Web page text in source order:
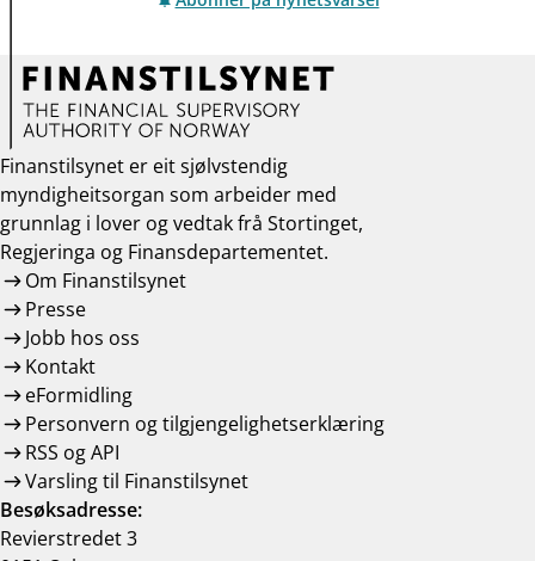
Finanstilsynet er eit sjølvstendig
myndigheitsorgan som arbeider med
grunnlag i lover og vedtak frå Stortinget,
Regjeringa og Finansdepartementet.
Om Finanstilsynet
Presse
Jobb hos oss
Kontakt
eFormidling
Personvern og tilgjengelighetserklæring
RSS og API
Varsling til Finanstilsynet
Besøksadresse:
Revierstredet 3